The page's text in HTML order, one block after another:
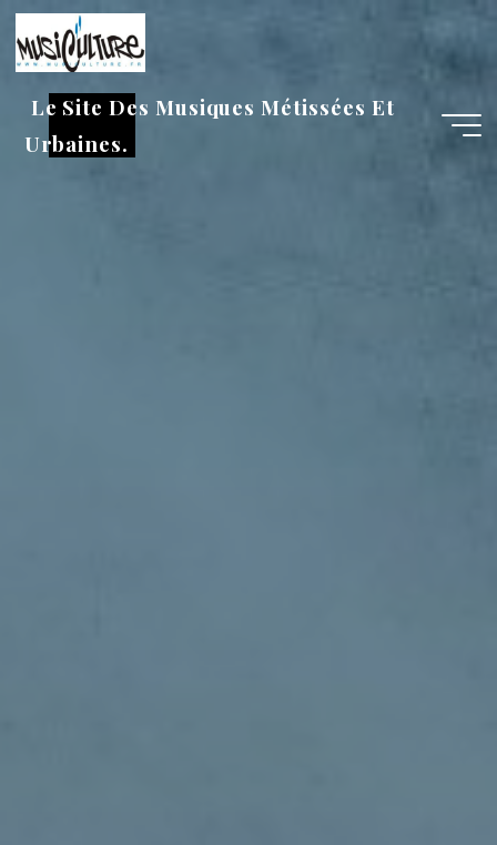
Aller
au
contenu
Le Site Des Musiques Métissées Et
Urbaines.